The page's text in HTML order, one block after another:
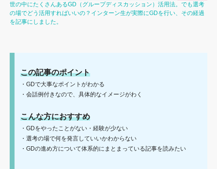
世の中にたくさんあるGD（グループディスカッション）活用法。でも選考
の場でどう活用すればいいの？インターン生が実際にGDを行い、その経過
を記事にしました。
この記事のポイント
・GDで大事なポイントがわかる
・会話例付きなので、具体的なイメージがわく
こんな方におすすめ
・GDをやったことがない・経験が少ない
・選考の場で何を発言していいかわからない
・GDの進め方について体系的にまとまっている記事を読みたい